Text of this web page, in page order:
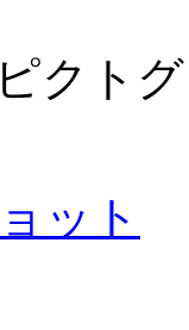
クト
ット